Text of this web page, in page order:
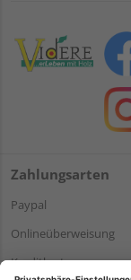
Zahlungsarten
Paypal
Onlineüberweisung
Kreditkarte